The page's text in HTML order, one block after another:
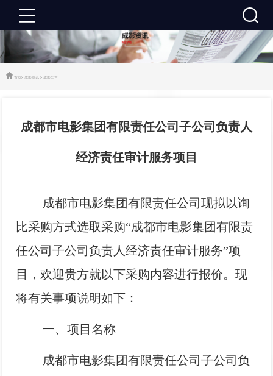
成
首页> 成影资讯 > 成影公告
成都市电影集团有限责任公司子公司负责人
经济责任审计服务项目
成都市电影集团有限责任公司现拟以询
比采购方式选取采购“成都市电影集团有限责
任公司子公司负责人经济责任审计服务”项
目，欢迎贵方就以下采购内容进行报价。现
将有关事项说明如下：
一、项目名称
成都市电影集团有限责任公司子公司负